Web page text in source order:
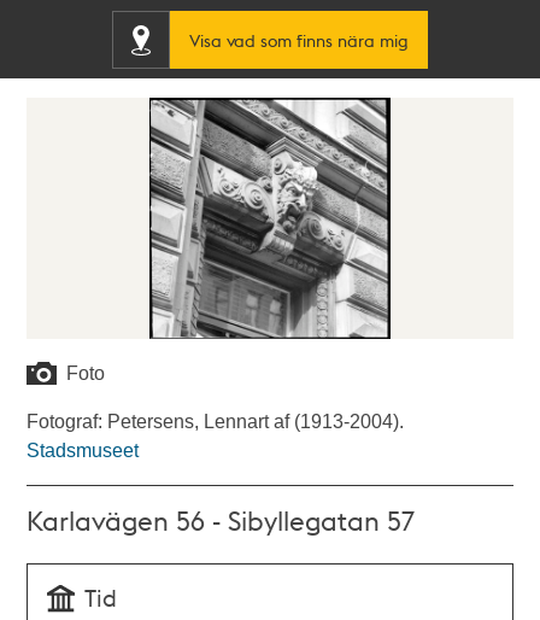
Visa vad som finns nära mig
Foto
Fotograf: Petersens, Lennart af (1913-2004).
Stadsmuseet
Karlavägen 56 - Sibyllegatan 57
Tid